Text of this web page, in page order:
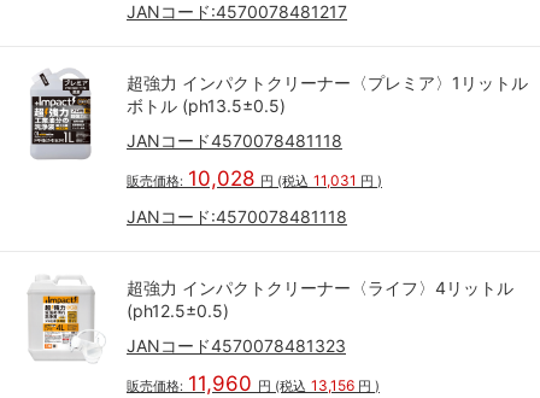
JANコード:4570078481217
超強力 インパクトクリーナー〈プレミア〉1リットル
ボトル (ph13.5±0.5)
JANコード4570078481118
販売価格: 10,028 円 (税込 11,031 円 )
JANコード:4570078481118
超強力 インパクトクリーナー〈ライフ〉4リットル
(ph12.5±0.5)
JANコード4570078481323
販売価格: 11,960 円 (税込 13,156 円 )